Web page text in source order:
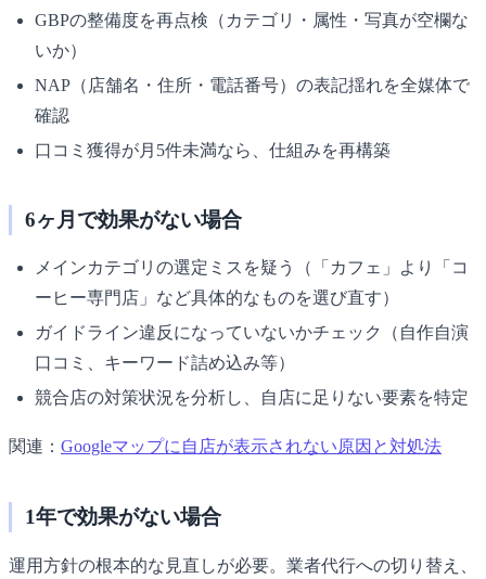
GBPの整備度を再点検（カテゴリ・属性・写真が空欄な
いか）
NAP（店舗名・住所・電話番号）の表記揺れを全媒体で
確認
口コミ獲得が月5件未満なら、仕組みを再構築
6ヶ月で効果がない場合
メインカテゴリの選定ミスを疑う（「カフェ」より「コ
ーヒー専門店」など具体的なものを選び直す）
ガイドライン違反になっていないかチェック（自作自演
口コミ、キーワード詰め込み等）
競合店の対策状況を分析し、自店に足りない要素を特定
関連： Googleマップに自店が表示されない原因と対処法
1年で効果がない場合
運用方針の根本的な見直しが必要。業者代行への切り替え、